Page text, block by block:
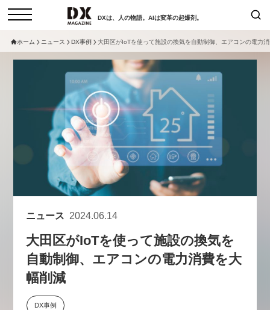
DXは、人の物語。AIは変革の起爆剤。
インタビュー
ニュース
サービスメニュー 日本オムニチャネル協会
トップページ
特集
サイトマップ
お問い合わせ
個人情報保護法について
採用情報
検索
現在開催予定のセミナー
【8/12開催】「イノベーションを
数値化する」～投資される事業の
学ぶ資金調達・巻き込みのリアル
2026-06-10
セミナー
ホーム ニュース DX事例 大田区がIoTを使って施設の換気を自動制御、エアコンの電力
ニュース 2024.06.14
大田区がIoTを使って施設の換気を
自動制御、エアコンの電力消費を大
幅削減
DX事例